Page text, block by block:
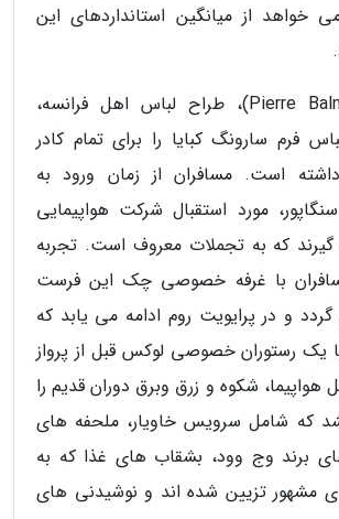
خواهد از میانگین استانداردهای این
پیر بالمن (Pierre Balmain)، طراح لباس اهل فرانسه،
فرم سارونگ کبایا را برای تمام کادر
داشته است. مسافران از زمان ورود به
مورد استقبال شرکت هواپیمایی
گیرند که به تجملات معروف است. تجربه
با غرفه خصوصی چک این فرست
و در پرایویت روم ادامه می یابد که
یک رستوران خصوصی لوکس قبل از پرواز
شکوه و زرق وبرق دوران قدیم را
که شامل سرویس خاویار، ملحفه های
برند وج وود، بشقاب های غذا که به
مشهور تزیین شده اند و نوشیدنی های